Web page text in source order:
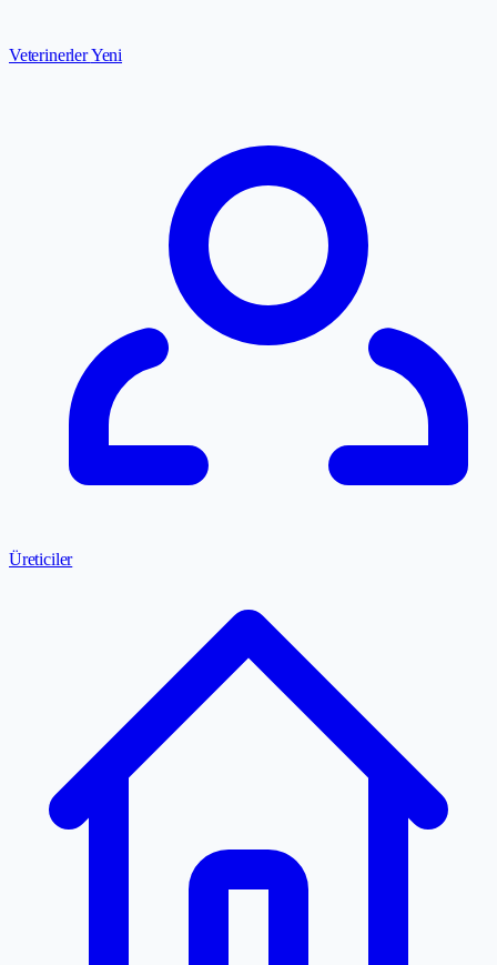
VeterinerlerYeni
Üreticiler